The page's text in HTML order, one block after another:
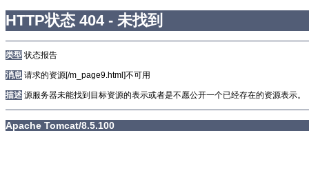
HTTP状态 404 - 未找到
类型 状态报告
消息 请求的资源[/m_page9.html]不可用
描述 源服务器未能找到目标资源的表示或者是不愿公开一个已经存在的资源表示。
Apache Tomcat/8.5.100